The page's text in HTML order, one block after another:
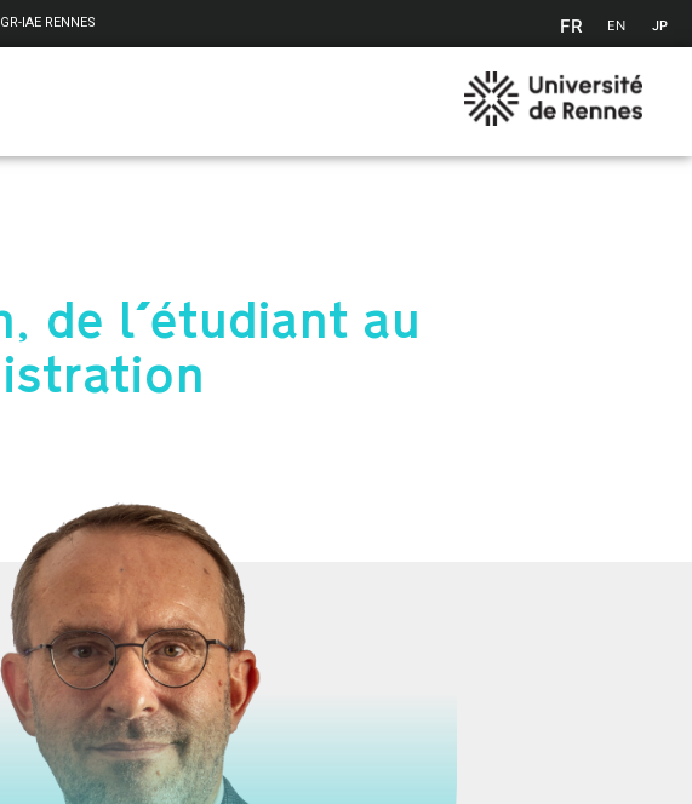
IAE RENNES FR EN JP
de l'étudiant au